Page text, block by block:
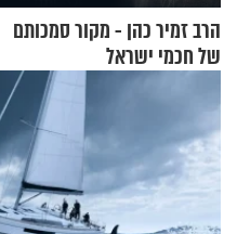
הרב זמיר כהן - מקור סמכותם
של חכמי ישראל